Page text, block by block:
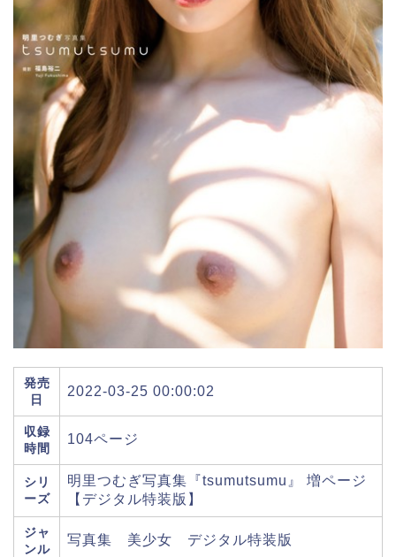
発売
日
2022-03-25 00:00:02
収録
時間
104ページ
シリ
ーズ
明里つむぎ写真集『tsumutsumu』 増ページ
【デジタル特装版】
ジャ
ンル
写真集 美少女 デジタル特装版